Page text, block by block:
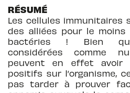
RÉSUMÉ
Les cellules immunitaires
des alliées pour le
bactéries ! Bien
considérées comme
peuvent en effet
positifs sur l’organisme,
pas tarder à prouver